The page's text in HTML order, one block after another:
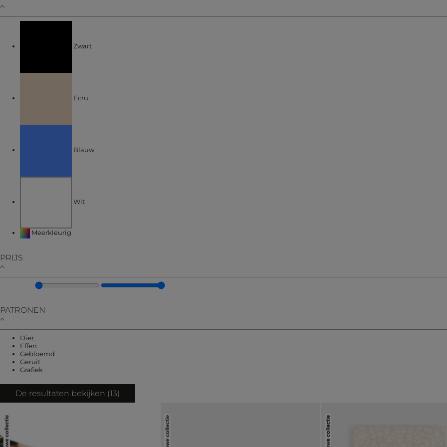
Zwart
Ecru
Blauw
Wit
Meerkleurig
PRIJS
PATRONEN
DierVerfijnen op PATRONEN: Dier
Effen
Gebloemd
GeruitVerfijnen op PATRONEN: Geruit
Grafiek
De resultaten bekijken (13)
Nieuwe collectie Nieuwe collectie Nieuwe collectie